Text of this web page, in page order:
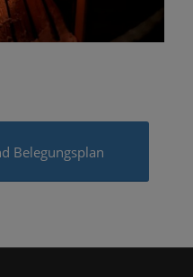
Belegungsplan